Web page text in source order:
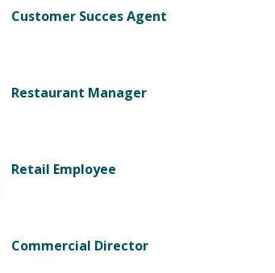
Customer Succes Agent
Restaurant Manager
Retail Employee
Commercial Director